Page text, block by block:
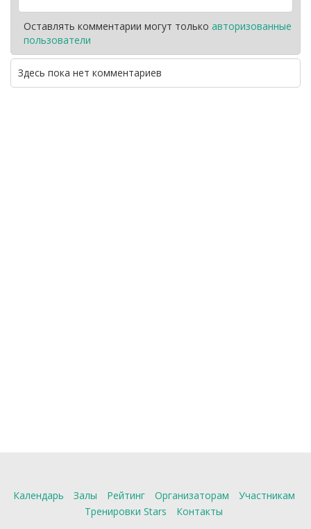
Оставлять комментарии могут только авторизованные
пользователи
Здесь пока нет комментариев
Календарь Залы Рейтинг Организаторам
Участникам
Тренировки Stars
Контакты